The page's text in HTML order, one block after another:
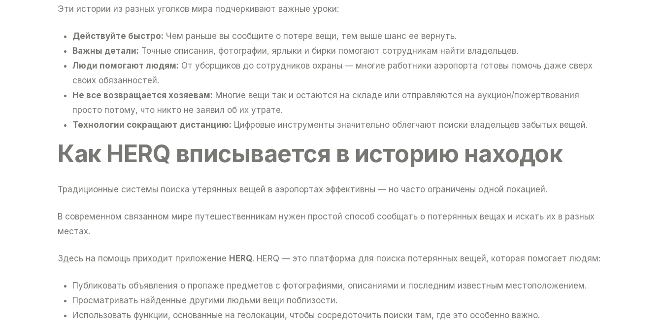
Эти истории из разных уголков мира подчеркивают важные уроки:
Действуйте быстро: Чем раньше вы сообщите о потере вещи, тем выше шанс ее вернуть.
Важны детали: Точные описания, фотографии, ярлыки и бирки помогают сотрудникам найти владельцев.
Люди помогают людям: От уборщиков до сотрудников охраны — многие работники аэропорта готовы помочь даже сверх
своих обязанностей.
Не все возвращается хозяевам: Многие вещи так и остаются на складе или отправляются на аукцион/пожертвования
просто потому, что никто не заявил об их утрате.
Технологии сокращают дистанцию: Цифровые инструменты значительно облегчают поиски владельцев забытых вещей.
Как HERQ вписывается в историю находок
Традиционные системы поиска утерянных вещей в аэропортах эффективны — но часто ограничены одной локацией.
В современном связанном мире путешественникам нужен простой способ сообщать о потерянных вещах и искать их в разных
местах.
Здесь на помощь приходит приложение HERQ. HERQ — это платформа для поиска потерянных вещей, которая помогает людям:
Публиковать объявления о пропаже предметов с фотографиями, описаниями и последним известным местоположением.
Просматривать найденные другими людьми вещи поблизости.
Использовать функции, основанные на геолокации, чтобы сосредоточить поиски там, где это особенно важно.